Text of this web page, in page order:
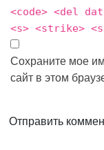
<code> <del
<s> <strike>
Сохраните мое
сайт в этом
Отправить